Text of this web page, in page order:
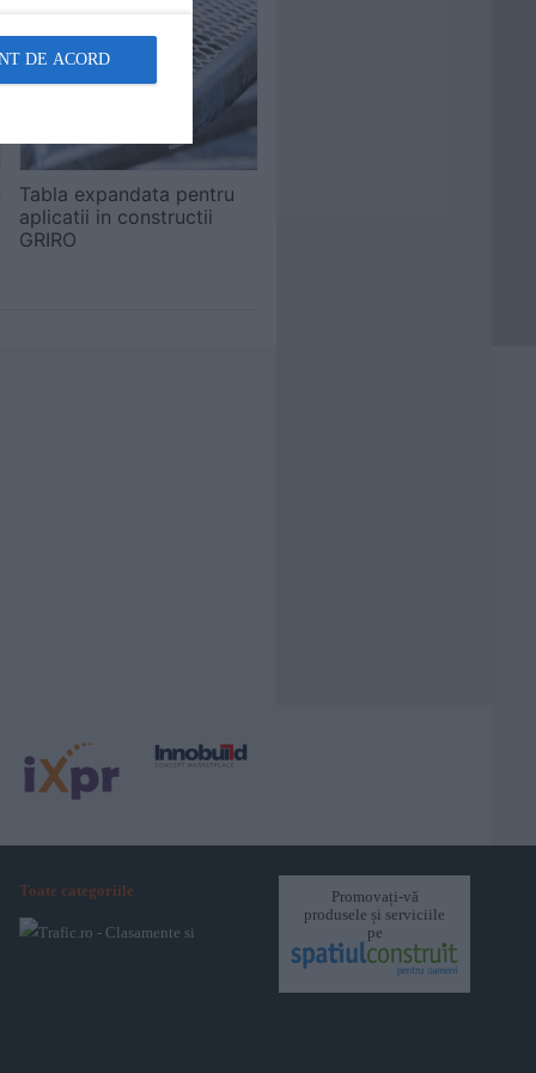
Tabla expandata pentru
aplicatii in constructii
GRIRO
Toate categoriile
Promovați-vă
produsele și serviciile
pe
DE ACORD